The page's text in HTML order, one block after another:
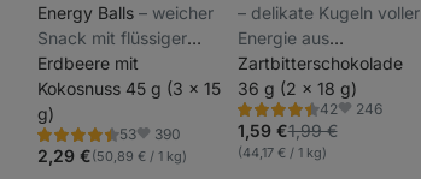
Energy Balls ⁠–⁠ weicher
Snack mit flüssiger
Füllung, bestreut mit
Nüssen, Premium-BIO-
Zutaten, Kombination
aus Reis- und
Erbsenprotein
Erdbeere mit
Kokosnuss 45 g (3 x 15
g)
53
Bewertung
4.5/5,
53
Favoriten
390
2,29 €(50,89 € / 1 kg)
⁠–⁠ delikate Kugeln voller
Energie aus
Bio‑Zutaten, ohne
künstliche Aromen
Zartbitterschokolade
36 g (2 x 18 g)
42
Bewertung
4.4/5,
42
Rezensionen
Favoriten
246
1,59 €1,99 €
(44,17 € / 1 kg)